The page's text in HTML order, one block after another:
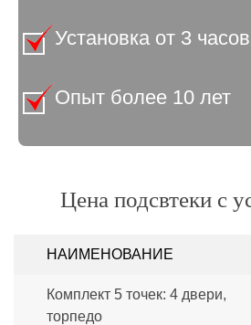
Установка от 3 часов
Опыт более 10 лет
Цена подсвтеки с
НАИМЕНОВАНИЕ
Комплект 5 точек: 4 двери,
торпедо